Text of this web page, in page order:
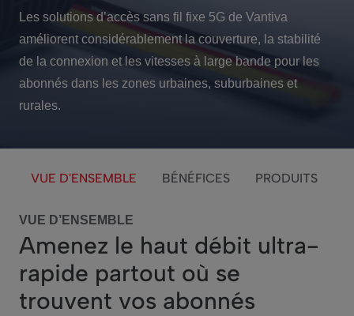
Les solutions d’accès sans fil fixe 5G de Vantiva
améliorent considérablement la couverture, la stabilité
de la connexion et les vitesses à large bande pour les
abonnés dans les zones urbaines, suburbaines et
rurales.
VUE D'ENSEMBLE BÉNÉFICES PRODUITS
VUE D’ENSEMBLE
Amenez le haut débit ultra-
rapide partout où se
trouvent vos abonnés